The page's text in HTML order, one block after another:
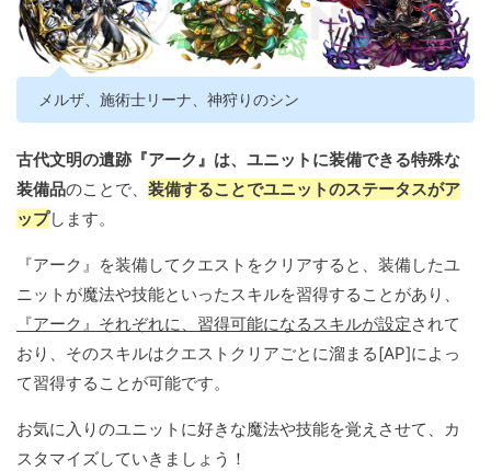
メルザ、施術士リーナ、神狩りのシン
古代文明の遺跡『アーク』は、ユニットに装備できる特殊な
装備品のことで、 装備することでユニットのステータスがア
ップします。
『アーク』を装備してクエストをクリアすると、装備したユ
ニットが魔法や技能といったスキルを習得することがあり、
『アーク』それぞれに、習得可能になるスキルが設定されて
おり、そのスキルはクエストクリアごとに溜まる[AP]によっ
て習得することが可能です。
お気に入りのユニットに好きな魔法や技能を覚えさせて、カ
スタマイズしていきましょう！